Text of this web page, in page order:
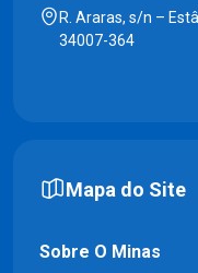
R. Araras, s/n –
34007-364
Mapa do Site
Sobre O Minas